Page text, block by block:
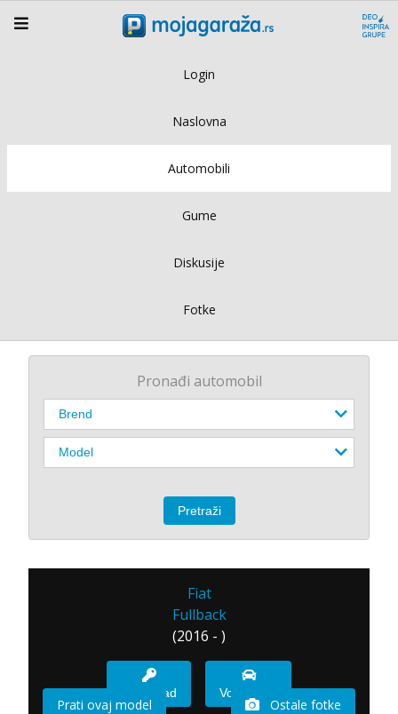
Login
Naslovna
Automobili
Gume
Diskusije
Fotke
Pronađi automobil
Fiat
Fullback
(2016 - )
Imam sad Vozio sam
Prati ovaj model Ostale fotke